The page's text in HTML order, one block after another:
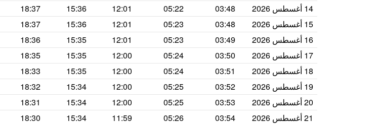
14 أغسطس 2026
03:48
05:22
12:01
15:36
18:37
15 أغسطس 2026
03:48
05:23
12:01
15:36
18:37
16 أغسطس 2026
03:49
05:23
12:01
15:35
18:36
17 أغسطس 2026
03:50
05:24
12:00
15:35
18:35
18 أغسطس 2026
03:51
05:24
12:00
15:35
18:33
19 أغسطس 2026
03:52
05:25
12:00
15:34
18:32
20 أغسطس 2026
03:53
05:25
12:00
15:34
18:31
21 أغسطس 2026
03:54
05:26
11:59
15:34
18:30